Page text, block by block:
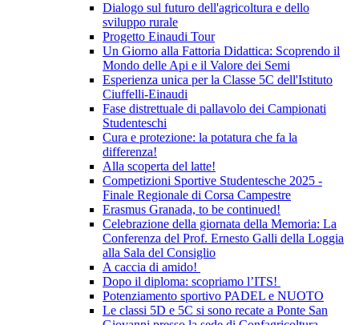
Dialogo sul futuro dell'agricoltura e dello
sviluppo rurale
Progetto Einaudi Tour
Un Giorno alla Fattoria Didattica: Scoprendo il
Mondo delle Api e il Valore dei Semi
Esperienza unica per la Classe 5C dell'Istituto
Ciuffelli-Einaudi
Fase distrettuale di pallavolo dei Campionati
Studenteschi
Cura e protezione: la potatura che fa la
differenza!
Alla scoperta del latte!
Competizioni Sportive Studentesche 2025 -
Finale Regionale di Corsa Campestre
Erasmus Granada, to be continued!
Celebrazione della giornata della Memoria: La
Conferenza del Prof. Ernesto Galli della Loggia
alla Sala del Consiglio
A caccia di amido!
Dopo il diploma: scopriamo l’ITS!
Potenziamento sportivo PADEL e NUOTO
Le classi 5D e 5C si sono recate a Ponte San